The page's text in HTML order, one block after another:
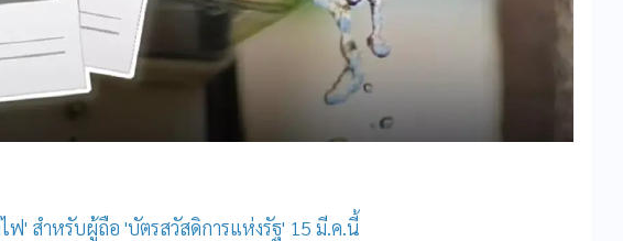
ฟ' สำหรับผู้ถือ 'บัตรสวัสดิการแห่งรัฐ' 15 มี.ค.นี้